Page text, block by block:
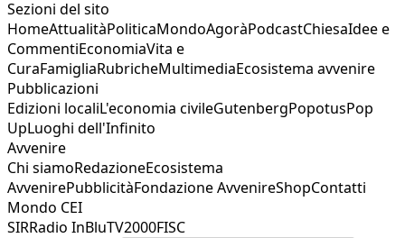
Sezioni del sito
HomeAttualitàPoliticaMondoAgoràPodcastChiesaIdee e
CommentiEconomiaVita e
CuraFamigliaRubricheMultimediaEcosistema avvenire
Pubblicazioni
Edizioni localiL'economia civileGutenbergPopotusPop
UpLuoghi dell'Infinito
Avvenire
Chi siamoRedazioneEcosistema
AvvenirePubblicitàFondazione AvvenireShopContatti
Mondo CEI
SIRRadio InBluTV2000FISC